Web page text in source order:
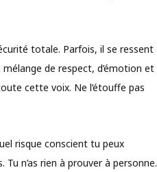
totale. Parfois, il se ressent
de respect, d’émotion et
cette voix. Ne l’étouffe pas
risque conscient tu peux
n’as rien à prouver à personne.